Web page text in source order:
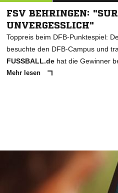
FSV BEHRINGEN:
UNVERGESSLICH"
Toppreis beim DFB-Punktespiel:
besuchte den DFB-Campus und
FUSSBALL.de hat die Gewinner
Mehr lesen